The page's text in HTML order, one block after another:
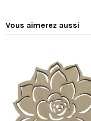
Vous aimerez aussi